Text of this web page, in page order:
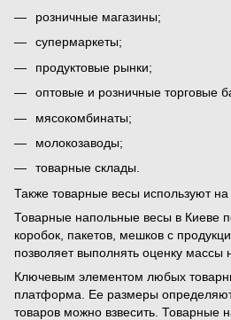
розничные магазины;
супермаркеты;
продуктовые рынки;
оптовые и розничные торговые
мясокомбинаты;
молокозаводы;
товарные склады.
Также товарные весы используют на
Товарные напольные весы в Киеве
коробок, пакетов, мешков с
позволяет выполнять оценку массы
Ключевым элементом любых
платформа. Ее размеры
товаров можно взвесить. Товарные